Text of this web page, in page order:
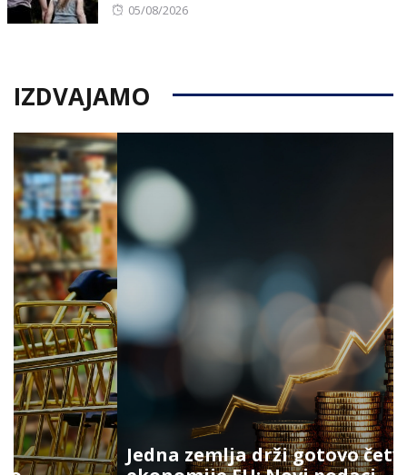
Posted
05/08/2026
IZDVAJAMO
Jedna zemlja drži gotovo četvrtinu